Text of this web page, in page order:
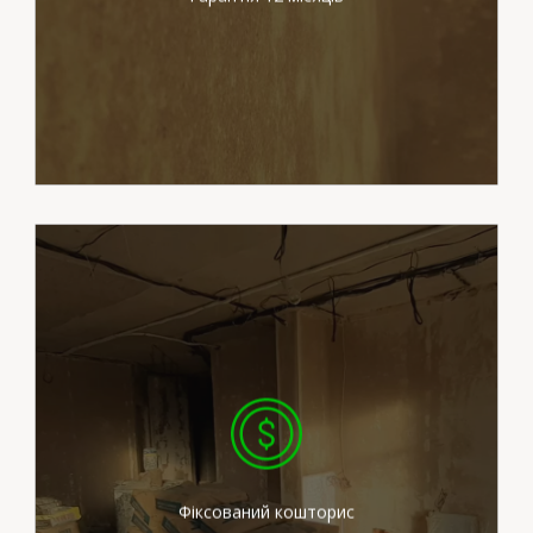
Фіксований кошторис
Вартість робіт вказана в
договорі є незмінною.